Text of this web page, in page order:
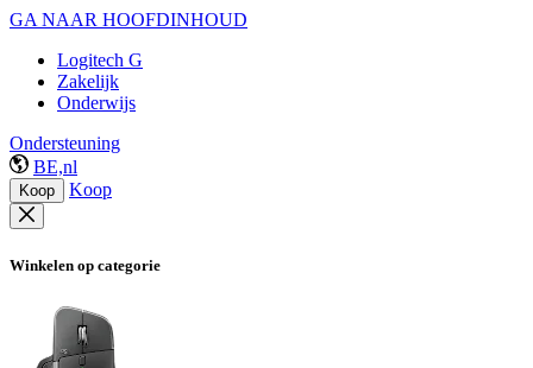
GA NAAR HOOFDINHOUD
Logitech G
Zakelijk
Onderwijs
Ondersteuning
BE,nl
Koop Koop
Winkelen op categorie